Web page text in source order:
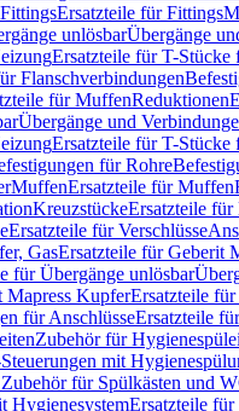
FittingsErsatzteile für Fittings
unlösbarÜbergänge
Ersatzteile für T-Stücke
Flanschverbindungen
für MuffenReduktionen
Übergänge und
Ersatzteile für T-Stücke
für Rohre
MuffenErsatzteile für Muffen
KreuzstückeErsatzteile für
Ersatzteile für Verschlüsse
GasErsatzteile für Geberit
für Übergänge unlösbar
Mapress KupferErsatzteile
für AnschlüsseErsatzteile
Zubehör für
mit
für Spülkästen und
HygienesystemErsatzteile